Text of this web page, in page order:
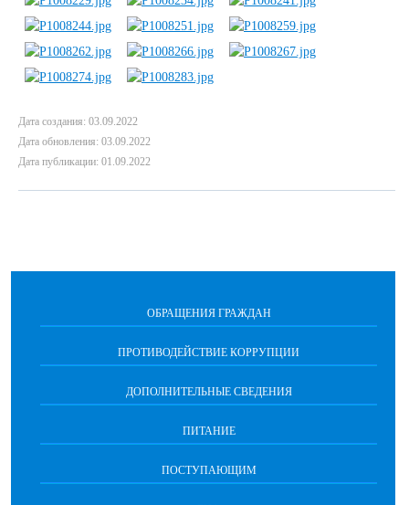
Дата создания: 03.09.2022
Дата обновления: 03.09.2022
Дата публикации: 01.09.2022
ОБРАЩЕНИЯ ГРАЖДАН
ПРОТИВОДЕЙСТВИЕ КОРРУПЦИИ
ДОПОЛНИТЕЛЬНЫЕ СВЕДЕНИЯ
ПИТАНИЕ
ПОСТУПАЮЩИМ